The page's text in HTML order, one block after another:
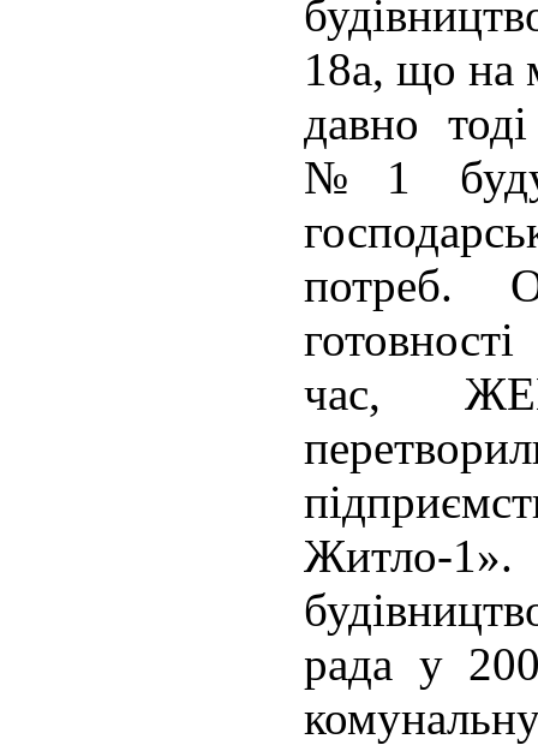
18а, що на
давно
№1
потреб.
час,
Житло-
рада у